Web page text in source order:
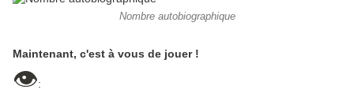
Nombre autobiographique
Maintenant, c'est à vous de jouer !
👁: